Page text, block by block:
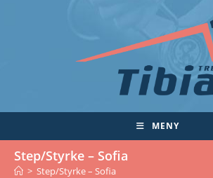
MENY
Step/Styrke – Sofia
> Step/Styrke – Sofia